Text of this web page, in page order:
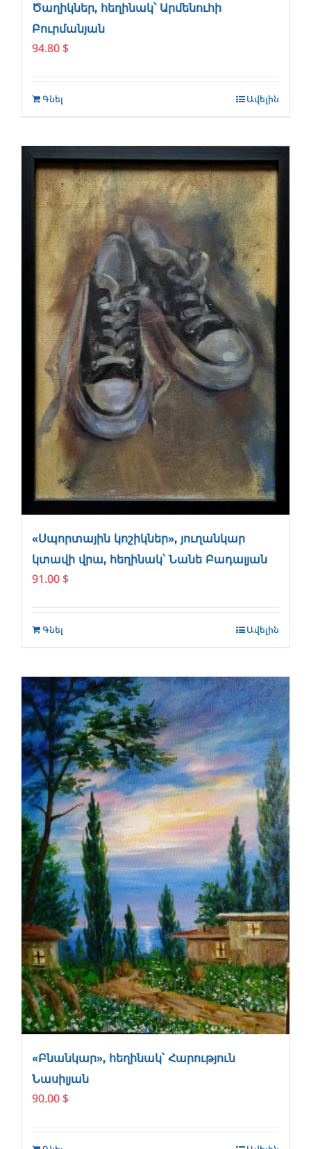
Ծաղիկներ, հեղինակ՝ Արմենուհի
Բուրմանյան
94.80 $
Գնել Ավելին
«Սպորտային կոշիկներ», յուղանկար
կտավի վրա, հեղինակ՝ Նանե Բադալյան
91.00 $
Գնել Ավելին
«Բնանկար», հեղինակ՝ Հարություն
Նասիլյան
90.00 $